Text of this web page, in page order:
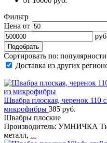
Фильтр
Цена от
Сортировать по: популярности
Доставка из других
Швабра плоская, черенок 110
микрофибры 385 руб.
Швабры плоские
Производитель: УМНИЧКА
металл, ...